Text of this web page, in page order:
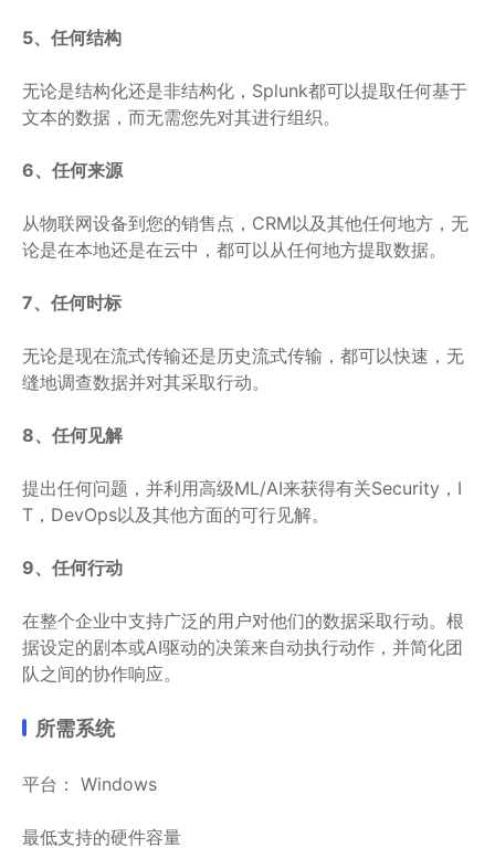
5、任何结构
无论是结构化还是非结构化，Splunk都可以提取任何基于
文本的数据，而无需您先对其进行组织。
6、任何来源
从物联网设备到您的销售点，CRM以及其他任何地方，无
论是在本地还是在云中，都可以从任何地方提取数据。
7、任何时标
无论是现在流式传输还是历史流式传输，都可以快速，无
缝地调查数据并对其采取行动。
8、任何见解
提出任何问题，并利用高级ML/AI来获得有关Security，I
T，DevOps以及其他方面的可行见解。
9、任何行动
在整个企业中支持广泛的用户对他们的数据采取行动。根
据设定的剧本或AI驱动的决策来自动执行动作，并简化团
队之间的协作响应。
所需系统
平台： Windows
最低支持的硬件容量